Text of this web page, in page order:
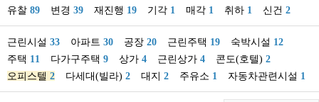
유찰 89 변경 39 재진행 19 기각 1 매각 1 취하 1 신건 2
근린시설 33 아파트 30 공장 20 근린주택 19 숙박시설 12
주택 11 다가구주택 9 상가 4 근린상가 4 콘도(호텔) 2
오피스텔 2 다세대(빌라) 2 대지 2 주유소 1 자동차관련시설 1